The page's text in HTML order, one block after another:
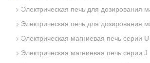
Электрическая печь для дозирования
Электрическая печь для дозирования
Электрическая магниевая печь серии U
Электрическая магниевая печь серии J